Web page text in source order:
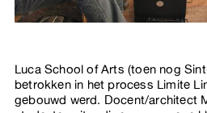
Luca School of Arts (toen nog
betrokken in het process Limite
gebouwd werd. Docent/architect